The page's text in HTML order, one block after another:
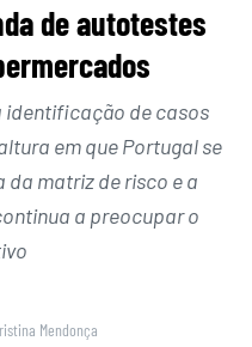
de autotestes
identificação de casos
em que Portugal se
da matriz de risco e a
a preocupar o
Mendonça